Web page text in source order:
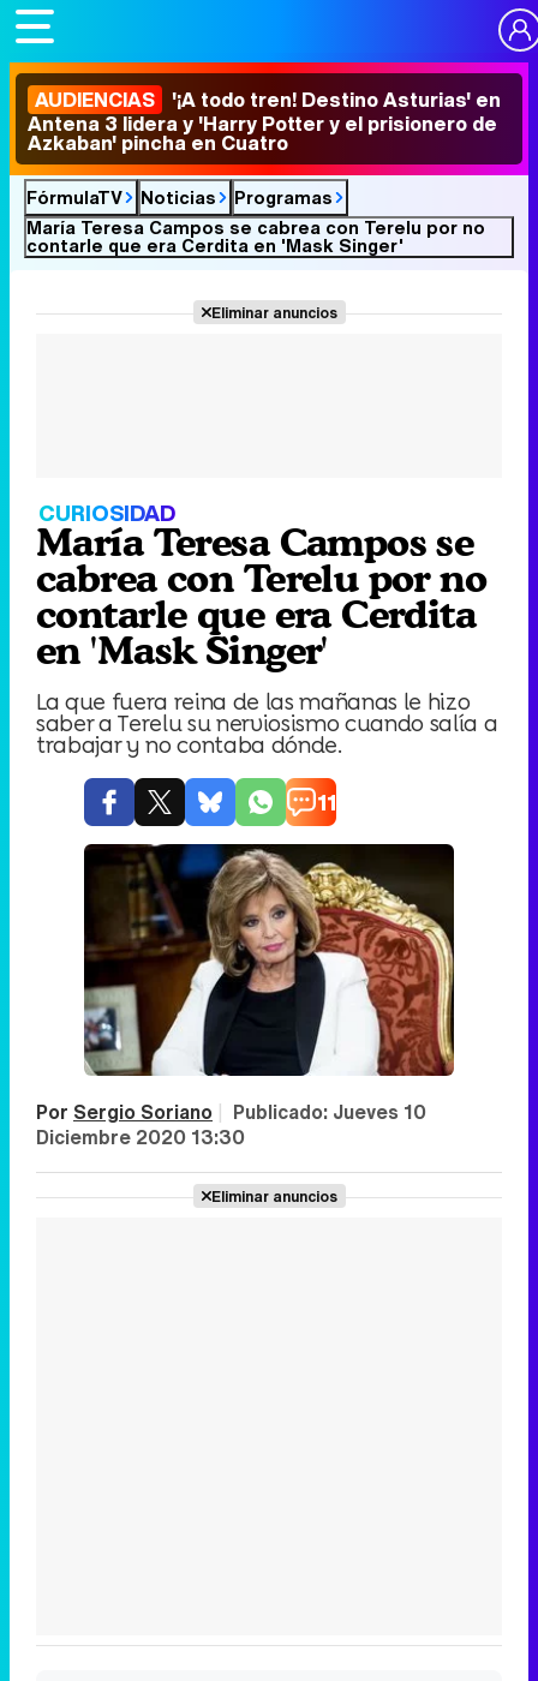
AUDIENCIAS '¡A todo tren! Destino Asturias' en
Antena 3 lidera y 'Harry Potter y el prisionero de
Azkaban' pincha en Cuatro
FórmulaTV Noticias
Programas
María Teresa Campos se cabrea con Terelu por no
contarle que era Cerdita en 'Mask Singer'
Eliminar anuncios
CURIOSIDAD
María Teresa Campos se
cabrea con Terelu por no
contarle que era Cerdita
en 'Mask Singer'
La que fuera reina de las mañanas le hizo
saber a Terelu su nerviosismo cuando salía a
trabajar y no contaba dónde.
11
Por Sergio Soriano | Publicado: Jueves 10
Diciembre 2020 13:30
Eliminar anuncios